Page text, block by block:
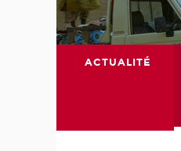
ACTUALITÉ